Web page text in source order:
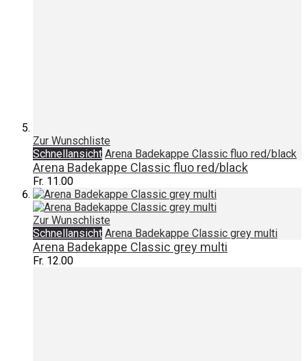
Zur Wunschliste
Schnellansicht Arena Badekappe Classic fluo red/black
Arena Badekappe Classic fluo red/black
Fr. 11.00
Zur Wunschliste
Schnellansicht Arena Badekappe Classic grey multi
Arena Badekappe Classic grey multi
Fr. 12.00